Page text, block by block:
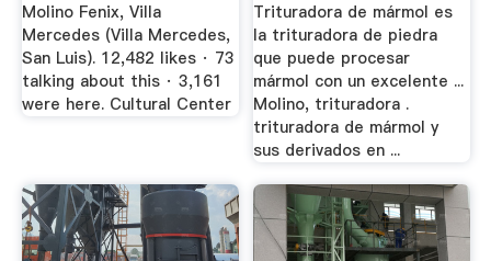
Molino Fenix, Villa
Mercedes (Villa Mercedes,
San Luis). 12,482 likes · 73
talking about this · 3,161
were here. Cultural Center
Trituradora de mármol es
la trituradora de piedra
que puede procesar
mármol con un excelente ...
Molino, trituradora .
trituradora de mármol y
sus derivados en ...